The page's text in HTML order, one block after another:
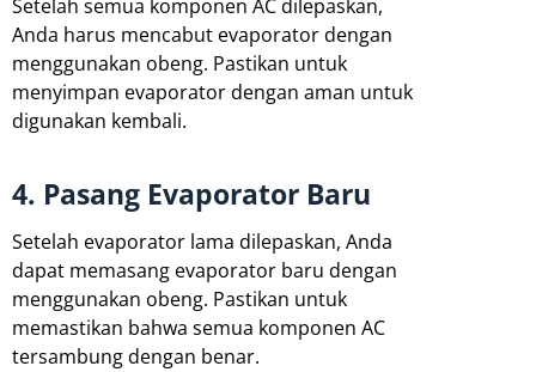
Setelah semua komponen AC dilepaskan,
Anda harus mencabut evaporator dengan
menggunakan obeng. Pastikan untuk
menyimpan evaporator dengan aman untuk
digunakan kembali.
4. Pasang Evaporator Baru
Setelah evaporator lama dilepaskan, Anda
dapat memasang evaporator baru dengan
menggunakan obeng. Pastikan untuk
memastikan bahwa semua komponen AC
tersambung dengan benar.